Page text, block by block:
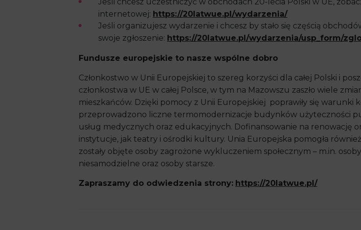
internetowej: https://20latwue.pl/wydarzenia/
Jeśli organizujesz wydarzenie i chcesz by stało się częścią
swoje zgłoszenie: https://20latwue.pl/wydarzenia/usp_form/
Fundusze europejskie to nasze wspólne dobro
Członkostwo w Unii Europejskiej to szereg korzyści dla całej Polski i
członkostwa w UE w całej Polsce, w tym na Mazowszu zaszło wiele
mieszkańców. Dzięki pomocy z Unii Europejskiej poprawiły się warunki
przeprowadzono liczne termomodernizacje budynków użyteczności
usług medycznych oraz edukacyjnych. Dofinansowanie na renowację
instytucje, jak teatry i ośrodki kultury. Unia Europejska pomogła
zostały objęte osoby zagrożone wykluczeniem społecznym – m.in.
niesamodzielne oraz osoby starsze.
Zapraszamy do odwiedzenia strony: https://20latwue.pl/